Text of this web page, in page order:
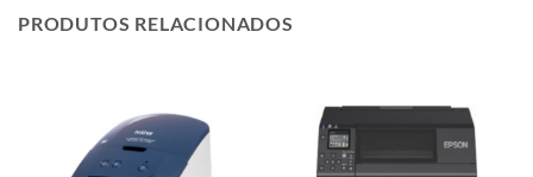
PRODUTOS RELACIONADOS